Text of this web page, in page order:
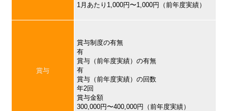
1月あたり1,000円〜1,000円（前年度実績）
賞与
賞与制度の有無
有
賞与（前年度実績）の有無
有
賞与（前年度実績）の回数
年2回
賞与金額
300,000円〜400,000円（前年度実績）